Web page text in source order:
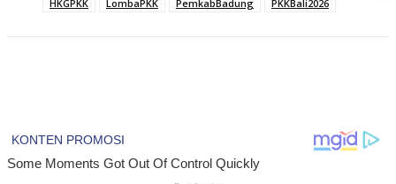
HKGPKK
LombaPKK PemkabBadung PKKBali2026